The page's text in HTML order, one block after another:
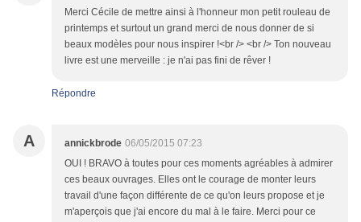
Merci Cécile de mettre ainsi à l'honneur mon petit rouleau de
printemps et surtout un grand merci de nous donner de si
beaux modèles pour nous inspirer !<br /> <br /> Ton nouveau
livre est une merveille : je n'ai pas fini de rêver !
Répondre
A annickbrode 06/05/2015 07:23
OUI ! BRAVO à toutes pour ces moments agréables à admirer
ces beaux ouvrages. Elles ont le courage de monter leurs
travail d'une façon différente de ce qu'on leurs propose et je
m'aperçois que j'ai encore du mal à le faire. Merci pour ce